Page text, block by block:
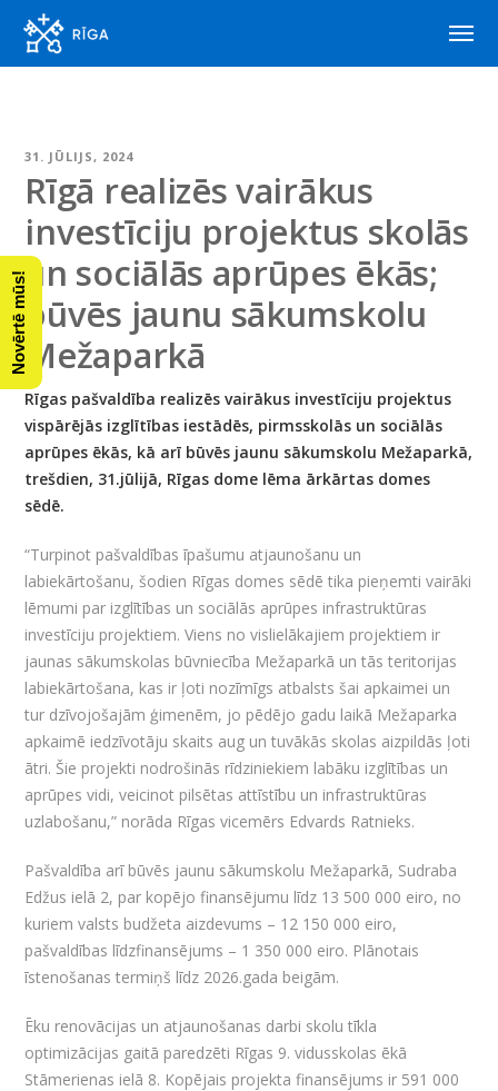
31. JŪLIJS, 2024
Rīgā realizēs vairākus
investīciju projektus skolās
un sociālās aprūpes ēkās;
būvēs jaunu sākumskolu
Mežaparkā
Rīgas pašvaldība realizēs vairākus investīciju projektus
vispārējās izglītības iestādēs, pirmsskolās un sociālās
aprūpes ēkās, kā arī būvēs jaunu sākumskolu Mežaparkā,
trešdien, 31.jūlijā, Rīgas dome lēma ārkārtas domes
sēdē.
“Turpinot pašvaldības īpašumu atjaunošanu un
labiekārtošanu, šodien Rīgas domes sēdē tika pieņemti vairāki
lēmumi par izglītības un sociālās aprūpes infrastruktūras
investīciju projektiem. Viens no vislielākajiem projektiem ir
jaunas sākumskolas būvniecība Mežaparkā un tās teritorijas
labiekārtošana, kas ir ļoti nozīmīgs atbalsts šai apkaimei un
tur dzīvojošajām ģimenēm, jo pēdējo gadu laikā Mežaparka
apkaimē iedzīvotāju skaits aug un tuvākās skolas aizpildās ļoti
ātri. Šie projekti nodrošinās rīdziniekiem labāku izglītības un
aprūpes vidi, veicinot pilsētas attīstību un infrastruktūras
uzlabošanu,” norāda Rīgas vicemērs Edvards Ratnieks.
Pašvaldība arī būvēs jaunu sākumskolu Mežaparkā, Sudraba
Edžus ielā 2, par kopējo finansējumu līdz 13 500 000 eiro, no
kuriem valsts budžeta aizdevums – 12 150 000 eiro,
pašvaldības līdzfinansējums – 1 350 000 eiro. Plānotais
īstenošanas termiņš līdz 2026.gada beigām.
Ēku renovācijas un atjaunošanas darbi skolu tīkla
optimizācijas gaitā paredzēti Rīgas 9. vidusskolas ēkā
Stāmerienas ielā 8. Kopējais projekta finansējums ir 591 000
Novērtē mūs!